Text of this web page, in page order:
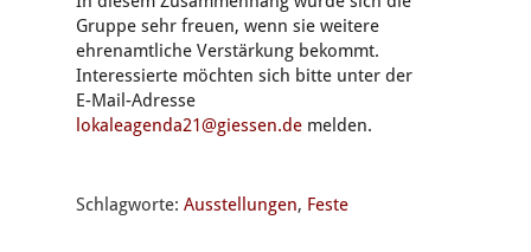
Gruppe sehr freuen, wenn sie weitere
ehrenamtliche Verstärkung bekommt.
Interessierte möchten sich bitte unter der
E-Mail-Adresse
lokaleagenda21@giessen.de melden.
Schlagworte: Ausstellungen, Feste